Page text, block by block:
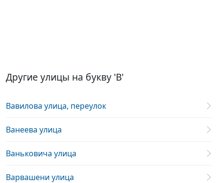
Другие улицы на букву 'В'
Вавилова улица, переулок
Ванеева улица
Ваньковича улица
Варвашени улица